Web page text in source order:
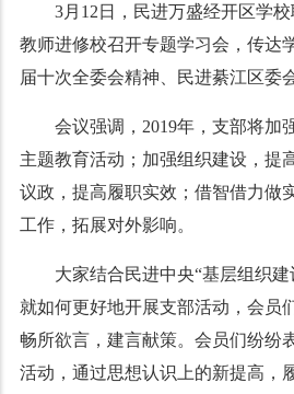
3月12日，民进万盛经开区学
教师进修校召开专题学习会，传达
届十次全委会精神、民进綦江区委
会议强调，2019年，支部将加
主题教育活动；加强组织建设，提
议政，提高履职实效；借智借力做
工作，拓展对外影响。
大家结合民进中央“基层组织建
就如何更好地开展支部活动，会员
畅所欲言，建言献策。会员们纷纷
活动，通过思想认识上的新提高，